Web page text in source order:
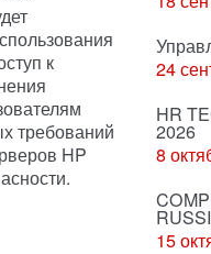
к
требований
HP
24
HR
2026
8
15